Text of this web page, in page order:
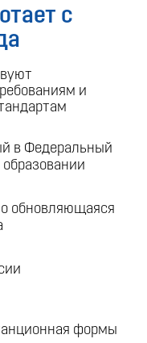
с
и
в Федеральный
обновляющаяся
формы